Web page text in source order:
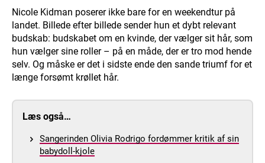
Nicole Kidman poserer ikke bare for en weekendtur på
landet. Billede efter billede sender hun et dybt relevant
budskab: budskabet om en kvinde, der vælger sit hår, som
hun vælger sine roller – på en måde, der er tro mod hende
selv. Og måske er det i sidste ende den sande triumf for et
længe forsømt krøllet hår.
Læs også…
Sangerinden Olivia Rodrigo fordømmer kritik af sin
babydoll-kjole